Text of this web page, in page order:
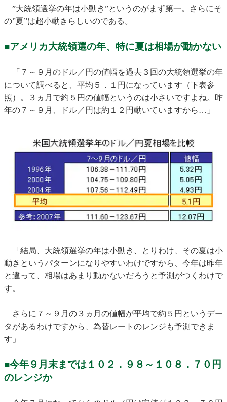
”大統領選挙の年は小動き”というのがまず第一。さらにそ
の”夏”は超小動きらしいのである。
■アメリカ大統領選の年、特に夏は相場が動かない
「７～９月のドル／円の値幅を過去３回の大統領選挙の年
について調べると、平均５．１円になっています（下表参
照）。３ヵ月で約５円の値幅というのは小さいですよね。昨
年の７～９月、ドル／円は約１２円動いていますから…」
「結局、大統領選挙の年は小動き、とりわけ、その夏は小
動きというパターンになりやすいわけですから、今年は昨年
と違って、相場はあまり動かないだろうと予測がつくわけで
す。
さらに７～９月の３ヵ月の値幅が平均で約５円というデー
タがあるわけですから、為替レートのレンジも予測できま
す」
■今年９月末までは１０２．９８～１０８．７０円
のレンジか